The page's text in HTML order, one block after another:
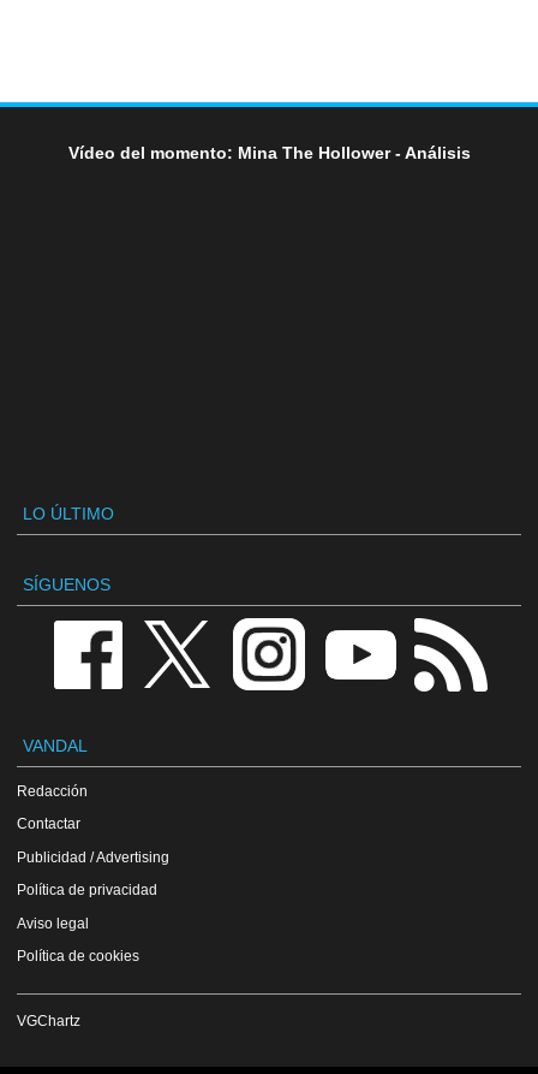
Vídeo del momento: Mina The Hollower - Análisis
LO ÚLTIMO
SÍGUENOS
VANDAL
Redacción
Contactar
Publicidad / Advertising
Política de privacidad
Aviso legal
Política de cookies
VGChartz